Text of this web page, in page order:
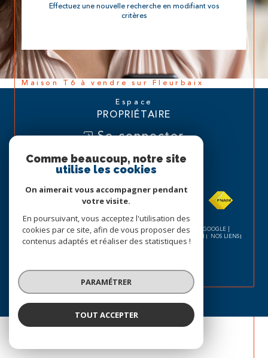
Effectuez une nouvelle recherche en modifiant vos
critères
Maison T6 à vendre sur Fleurbaix
Espace
PROPRIÉTAIRE
Se connecter
Nous
© 2026 | TOUS DROITS RÉSERVÉS | TRADUCTION POWERED BY GOOGLE |
NOS HONORAIRES
PLAN DU SITE MENTIONS LÉGALES ADMIN
NOS LIENS
POLITIQUE RGPD
COOKIES
Comme beaucoup, notre site
utilise les cookies
On aimerait vous accompagner pendant
votre visite.
En poursuivant, vous acceptez l'utilisation des
cookies par ce site, afin de vous proposer des
contenus adaptés et réaliser des statistiques !
PARAMÉTRER
TOUT ACCEPTER